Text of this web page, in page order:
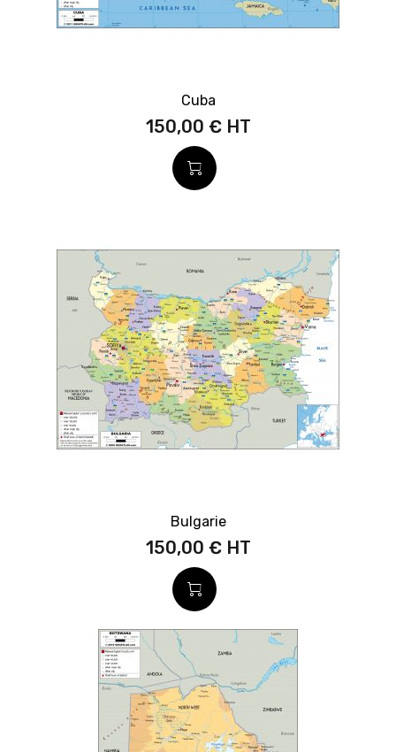
Cuba
150,00 €
Bulgarie
150,00 €